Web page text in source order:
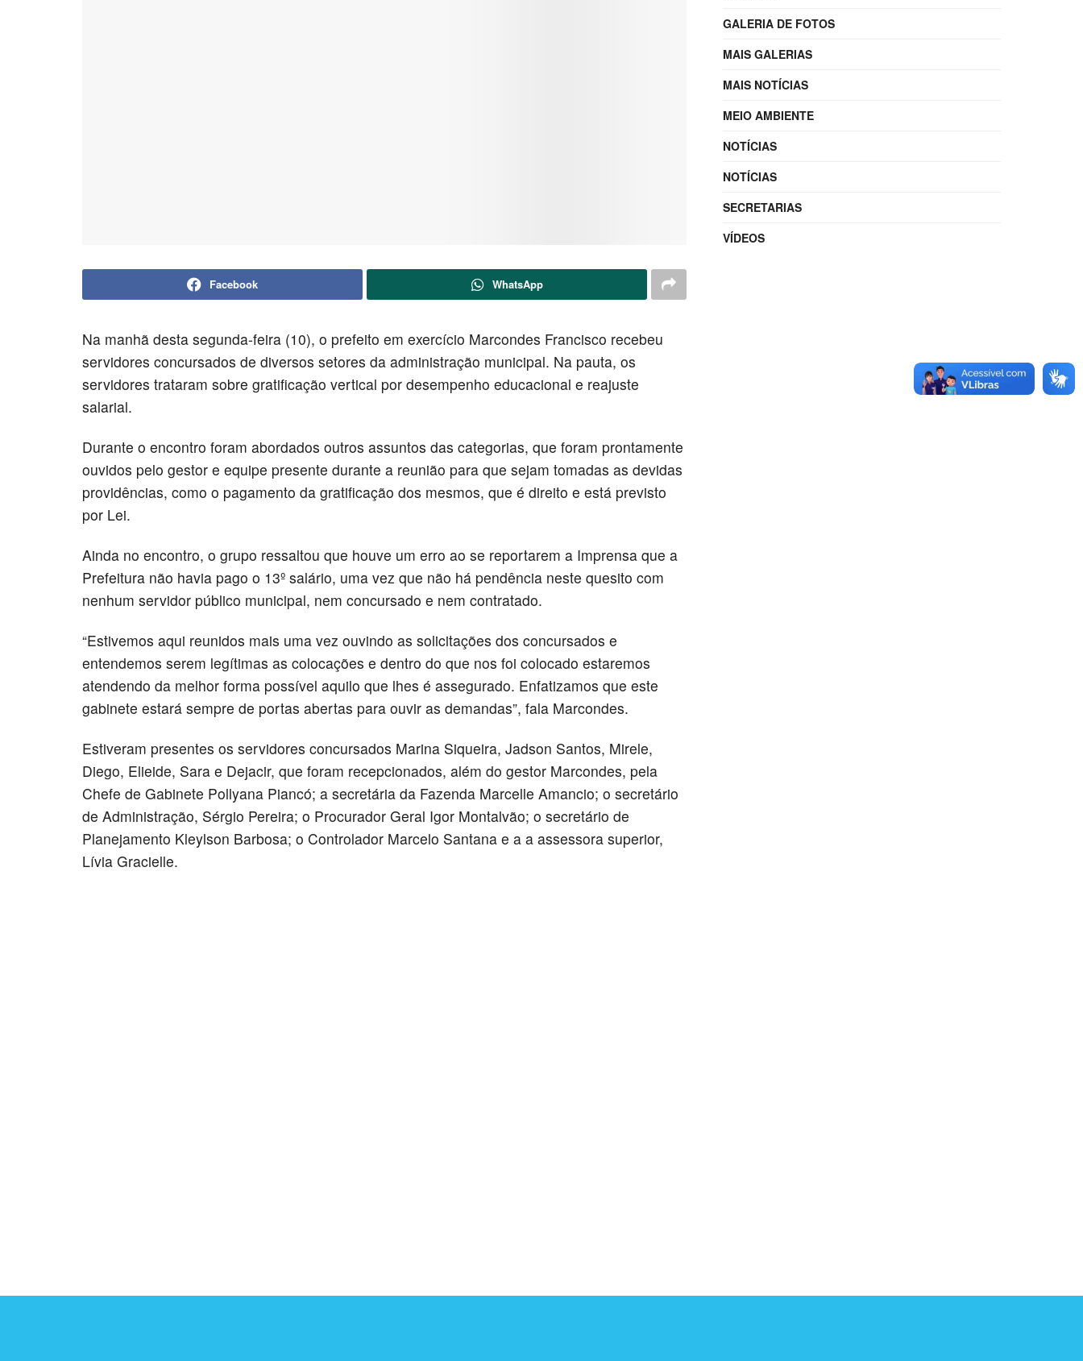
Facebook WhatsApp
Na manhã desta segunda-feira (10), o prefeito em exercício Marcondes Francisco recebeu
servidores concursados de diversos setores da administração municipal. Na pauta, os
servidores trataram sobre gratificação vertical por desempenho educacional e reajuste
salarial.
Durante o encontro foram abordados outros assuntos das categorias, que foram prontamente
ouvidos pelo gestor e equipe presente durante a reunião para que sejam tomadas as devidas
providências, como o pagamento da gratificação dos mesmos, que é direito e está previsto
por Lei.
Ainda no encontro, o grupo ressaltou que houve um erro ao se reportarem a Imprensa que a
Prefeitura não havia pago o 13º salário, uma vez que não há pendência neste quesito com
nenhum servidor público municipal, nem concursado e nem contratado.
“Estivemos aqui reunidos mais uma vez ouvindo as solicitações dos concursados e
entendemos serem legítimas as colocações e dentro do que nos foi colocado estaremos
atendendo da melhor forma possível aquilo que lhes é assegurado. Enfatizamos que este
gabinete estará sempre de portas abertas para ouvir as demandas”, fala Marcondes.
Estiveram presentes os servidores concursados Marina Siqueira, Jadson Santos, Mirele,
Diego, Elieide, Sara e Dejacir, que foram recepcionados, além do gestor Marcondes, pela
Chefe de Gabinete Pollyana Piancó; a secretária da Fazenda Marcelle Amancio; o secretário
de Administração, Sérgio Pereira; o Procurador Geral Igor Montalvão; o secretário de
Planejamento Kleylson Barbosa; o Controlador Marcelo Santana e a a assessora superior,
Lívia Gracielle.
GALERIA DE FOTOS
MAIS GALERIAS
MAIS NOTÍCIAS
MEIO AMBIENTE
NOTÍCIAS
NOTÍCIAS
SECRETARIAS
VÍDEOS